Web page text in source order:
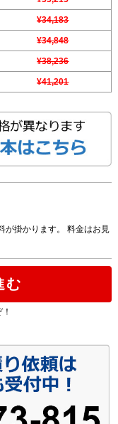
¥34,183
¥34,848
¥38,236
¥41,201
が掛かります。 料金はお見
む